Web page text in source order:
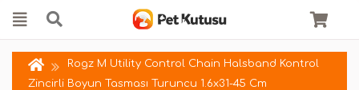
Rogz M Utility Control Chain Halsband Kontrol
Zincirli Boyun Tasması Turuncu 1.6x31-45 Cm